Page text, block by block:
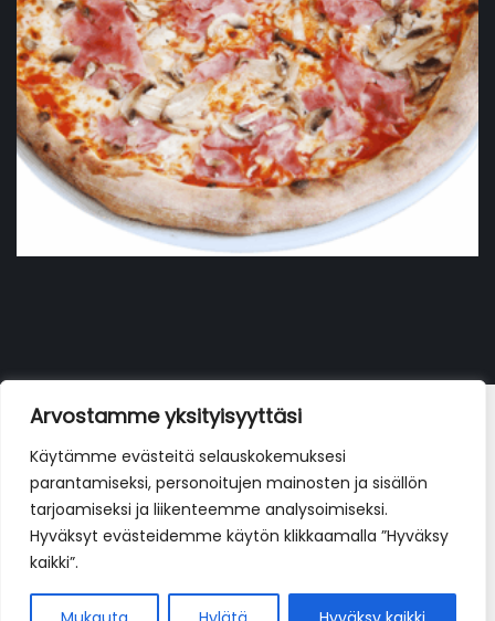
Arvostamme yksityisyyttäsi
Käytämme evästeitä selauskokemuksesi
parantamiseksi, personoitujen mainosten ja sisällön
tarjoamiseksi ja liikenteemme analysoimiseksi.
Hyväksyt evästeidemme käytön klikkaamalla ”Hyväksy
kaikki”.
Pizza prosciutto (BAMBINI)
9,90€